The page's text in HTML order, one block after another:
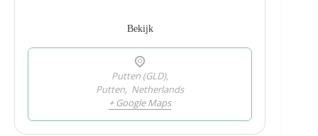
Bekijk
Putten (GLD),
Putten, Netherlands
+ Google Maps